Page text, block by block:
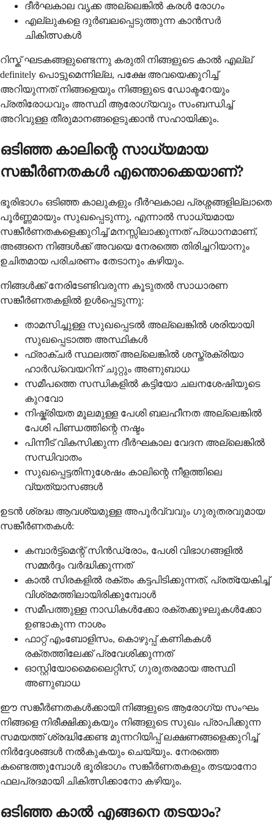
ദീർഘകാല വൃക്ക അല്ലെങ്കിൽ കരൾ രോഗം
എല്ലുകളെ ദുർബലപ്പെടുത്തുന്ന കാൻസർ
ചികിത്സകൾ
റിസ്ക് ഘടകങ്ങളുണ്ടെന്നു കരുതി നിങ്ങളുടെ കാല്‍ എല്ല്
definitely പൊട്ടുമെന്നില്ല, പക്ഷേ അവയെക്കുറിച്ച്
അറിയുന്നത് നിങ്ങളെയും നിങ്ങളുടെ ഡോക്ടറേയും
പ്രതിരോധവും അസ്ഥി ആരോഗ്യവും സംബന്ധിച്ച്
അറിവുള്ള തീരുമാനങ്ങളെടുക്കാന്‍ സഹായിക്കും.
ഒടിഞ്ഞ കാലിന്റെ സാധ്യമായ
സങ്കീര്‍ണതകള്‍ എന്തൊക്കെയാണ്?
ഭൂരിഭാഗം ഒടിഞ്ഞ കാലുകളും ദീര്‍ഘകാല പ്രശ്നങ്ങളില്ലാതെ
പൂര്‍ണ്ണമായും സുഖപ്പെടുന്നു, എന്നാല്‍ സാധ്യമായ
സങ്കീര്‍ണതകളെക്കുറിച്ച് മനസ്സിലാക്കുന്നത് പ്രധാനമാണ്,
അങ്ങനെ നിങ്ങള്‍ക്ക് അവയെ നേരത്തെ തിരിച്ചറിയാനും
ഉചിതമായ പരിചരണം തേടാനും കഴിയും.
നിങ്ങള്‍ക്ക് നേരിടേണ്ടിവരുന്ന കൂടുതല്‍ സാധാരണ
സങ്കീര്‍ണതകളില്‍ ഉള്‍പ്പെടുന്നു:
താമസിച്ചുള്ള സുഖപ്പെടല്‍ അല്ലെങ്കില്‍ ശരിയായി
സുഖപ്പെടാത്ത അസ്ഥികള്‍
ഫ്രാക്ചര്‍ സ്ഥലത്ത് അല്ലെങ്കില്‍ ശസ്ത്രക്രിയാ
ഹാര്‍ഡ്‌വെയറിന് ചുറ്റും അണുബാധ
സമീപത്തെ സന്ധികളില്‍ കട്ടിയോ ചലനശേഷിയുടെ
കുറവോ
നിഷ്ക്രിയത മൂലമുള്ള പേശി ബലഹീനത അല്ലെങ്കില്‍
പേശി പിണ്ഡത്തിന്റെ നഷ്ടം
പിന്നീട് വികസിക്കുന്ന ദീര്‍ഘകാല വേദന അല്ലെങ്കില്‍
സന്ധിവാതം
സുഖപ്പെട്ടതിനുശേഷം കാലിന്റെ നീളത്തിലെ
വ്യത്യാസങ്ങള്‍
ഉടന്‍ ശ്രദ്ധ ആവശ്യമുള്ള അപൂര്‍വ്വവും ഗുരുതരവുമായ
സങ്കീര്‍ണതകള്‍:
കമ്പാര്‍ട്ട്‌മെന്റ് സിന്‍ഡ്രോം, പേശി വിഭാഗങ്ങളില്‍
സമ്മര്‍ദ്ദം വര്‍ദ്ധിക്കുന്നത്
കാല്‍ സിരകളില്‍ രക്തം കട്ടപിടിക്കുന്നത്, പ്രത്യേകിച്ച്
വിശ്രമത്തിലായിരിക്കുമ്പോള്‍
സമീപത്തുള്ള നാഡികള്‍ക്കോ രക്തക്കുഴലുകള്‍ക്കോ
ഉണ്ടാകുന്ന നാശം
ഫാറ്റ് എംബോളിസം, കൊഴുപ്പ് കണികകള്‍
രക്തത്തിലേക്ക് പ്രവേശിക്കുന്നത്
ഓസ്റ്റിയോമൈലൈറ്റിസ്, ഗുരുതരമായ അസ്ഥി
അണുബാധ
ഈ സങ്കീര്‍ണതകള്‍ക്കായി നിങ്ങളുടെ ആരോഗ്യ സംഘം
നിങ്ങളെ നിരീക്ഷിക്കുകയും നിങ്ങളുടെ സുഖം പ്രാപിക്കുന്ന
സമയത്ത് ശ്രദ്ധിക്കേണ്ട മുന്നറിയിപ്പ് ലക്ഷണങ്ങളെക്കുറിച്ച്
നിര്‍ദ്ദേശങ്ങള്‍ നല്‍കുകയും ചെയ്യും. നേരത്തെ
കണ്ടെത്തുമ്പോള്‍ ഭൂരിഭാഗം സങ്കീര്‍ണതകളും തടയാനോ
ഫലപ്രദമായി ചികിത്സിക്കാനോ കഴിയും.
ഒടിഞ്ഞ കാല്‍ എങ്ങനെ തടയാം?